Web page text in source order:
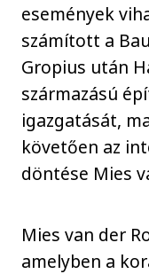
események
számított a
Gropius után
származású
igazgatását,
követően az
döntése Mies
Mies van der
amelyben a